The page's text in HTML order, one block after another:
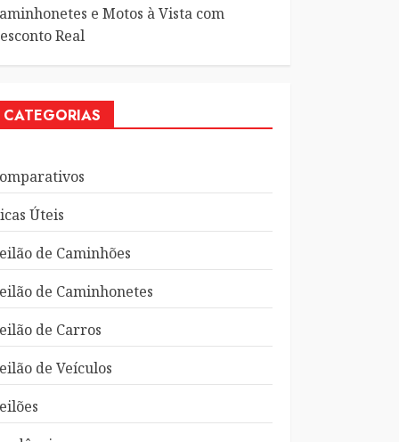
e Motos à Vista com
Real
CATEGORIAS
Úteis
de Caminhões
de Caminhonetes
de Carros
de Veículos